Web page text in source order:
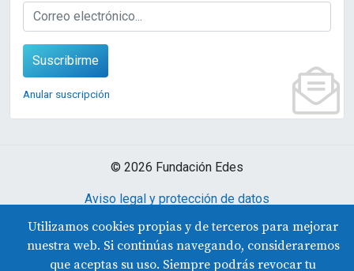
EMAIL
Suscribirme
Anular suscripción
© 2026 Fundación Edes
Aviso legal y protección de datos
Declaración de accesibilidad
Utilizamos cookies propias y de terceros para mejorar
nuestra web. Si continúas navegando, consideraremos
que aceptas su uso. Siempre podrás revocar tu